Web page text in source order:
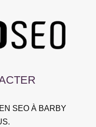
SEO À BARBY